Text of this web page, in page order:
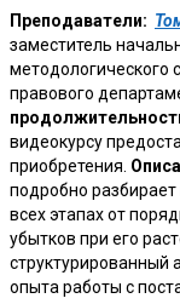
Преподаватели:
заместитель
методологического
правового
видеокурсу
приобретения.
подробно разбирает
всех этапах от
убытков при его
структурированный
опыта работы с